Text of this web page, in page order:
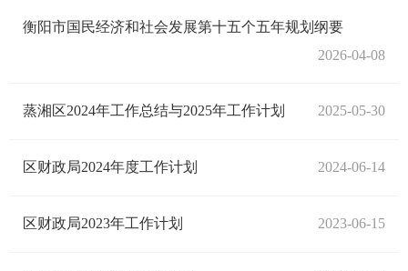
衡阳市国民经济和社会发展第十五个五年规划纲要
2026-04-08
蒸湘区2024年工作总结与2025年工作计划 2025-05-30
区财政局2024年度工作计划 2024-06-14
区财政局2023年工作计划 2023-06-15